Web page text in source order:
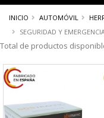
INICIO AUTOMÓVIL
SEGURIDAD Y
Total de productos